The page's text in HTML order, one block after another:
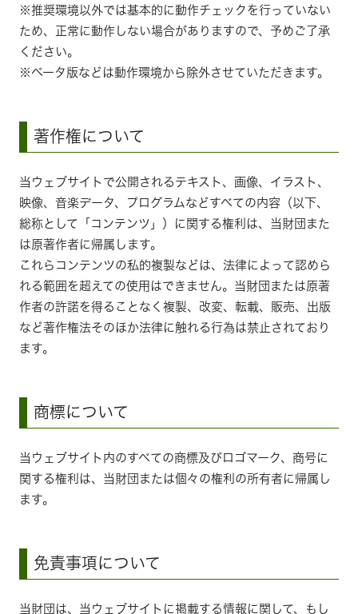
※推奨環境以外では基本的に動作チェックを行っていない
ため、正常に動作しない場合がありますので、予めご了承
ください。
※ベータ版などは動作環境から除外させていただきます。
著作権について
当ウェブサイトで公開されるテキスト、画像、イラスト、
映像、音楽データ、プログラムなどすべての内容（以下、
総称として「コンテンツ」）に関する権利は、当財団また
は原著作者に帰属します。
これらコンテンツの私的複製などは、法律によって認めら
れる範囲を超えての使用はできません。当財団または原著
作者の許諾を得ることなく複製、改変、転載、販売、出版
など著作権法そのほか法律に触れる行為は禁止されており
ます。
商標について
当ウェブサイト内のすべての商標及びロゴマーク、商号に
関する権利は、当財団または個々の権利の所有者に帰属し
ます。
免責事項について
当財団は、当ウェブサイトに掲載する情報に関して、もし